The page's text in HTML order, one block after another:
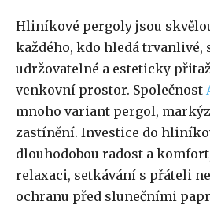
Hliníkové pergoly jsou
každého, kdo hledá trvanlivé,
udržovatelné a esteticky
venkovní prostor. Společnost
mnoho variant pergol,
zastínění. Investice do
dlouhodobou radost a
relaxaci, setkávání s přáteli
ochranu před slunečními